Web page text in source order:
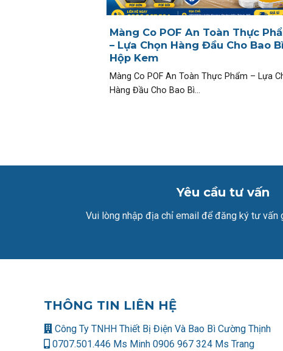
Màng Co POF An Toàn Thực
– Lựa Chọn Hàng Đầu Cho Bao Bì
Hộp Kem
Màng Co POF An Toàn Thực Phẩm – Lựa
Hàng Đầu Cho Bao Bì...
Yêu cầu tư vấn
Vui lòng nhập địa chỉ email để đăng ký tư vấn
THÔNG TIN LIÊN HỆ
Công Ty TNHH Thiết Bị Điện Và Bao Bì Cường Thịnh
0707.501.446 Ms Minh 0906 967 324 Ms Trang